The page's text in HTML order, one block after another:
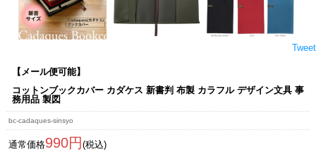
Tweet
【メール便可能】
コットンブックカバー カダケス 新書判 布製 カラフル デザイン文具 事
務用品 製図
bc-cadaques-sinsyo
通常価格990円 (税込)